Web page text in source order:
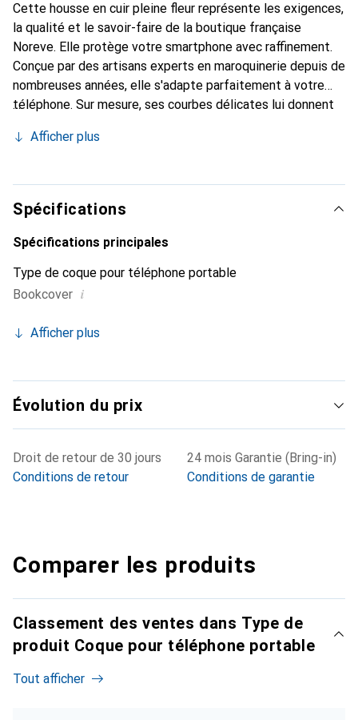
Cette housse en cuir pleine fleur représente les exigences,
la qualité et le savoir-faire de la boutique française
Noreve. Elle protège votre smartphone avec raffinement.
Conçue par des artisans experts en maroquinerie depuis de
nombreuses années, elle s'adapte parfaitement à votre
téléphone. Sur mesure, ses courbes délicates lui donnent
et indispensable de votre smartphone. Reconnu
marque Noreve est un choix sûr pour une clientèle
exigeante.
Afficher plus
Spécifications
Spécifications principales
Type de coque pour téléphone portable
Bookcover i
Afficher plus
Évolution du prix
Droit de retour de 30 jours
Conditions de retour
24 mois Garantie (Bring-in)
Conditions de garantie
Comparer les produits
Classement des ventes dans Type de
produit Coque pour téléphone portable
Tout afficher